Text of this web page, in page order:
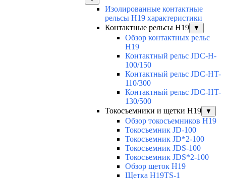
Изолированные контактные
рельсы Н19 характеристики
Контактные рельсы H19
▼
Обзор контактных рельс
H19
Контактный рельс JDC-H-
100/150
Контактный рельс JDC-HT-
110/300
Контактный рельс JDC-HT-
130/500
Токосъемники и щетки H19
▼
Обзор токосъемников H19
Токосъемник JD-100
Токосъемник JD*2-100
Токосъемник JDS-100
Токосъемник JDS*2-100
Обзор щеток H19
Щетка H19TS-1